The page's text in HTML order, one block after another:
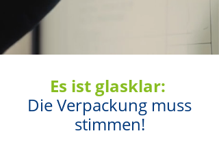
Es ist glasklar:
Die Verpackung muss
stimmen!